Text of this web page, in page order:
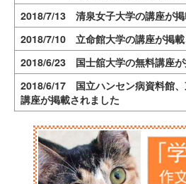
2018/7/13 清泉女子大学の講座が掲
2018/7/10 立命館大学の講座が掲載
2018/6/23 国士舘大学の無料講座が
2018/6/17 国立ハンセン病資料館
講座が掲載されました